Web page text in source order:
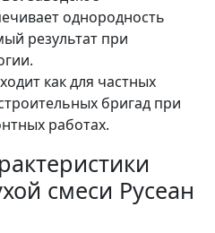
однородность
результат при
как для частных
бригад при
работах.
смеси Русеан